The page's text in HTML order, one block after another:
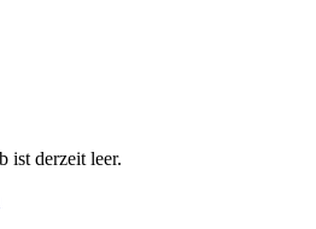
ist derzeit leer.